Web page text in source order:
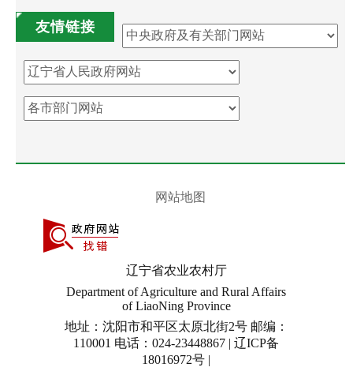
友情链接
网站地图
辽宁省农业农村厅
Department of Agriculture and Rural Affairs
of LiaoNing Province
地址：沈阳市和平区太原北街2号 邮编：
110001 电话：024-23448867 | 辽ICP备
18016972号 |